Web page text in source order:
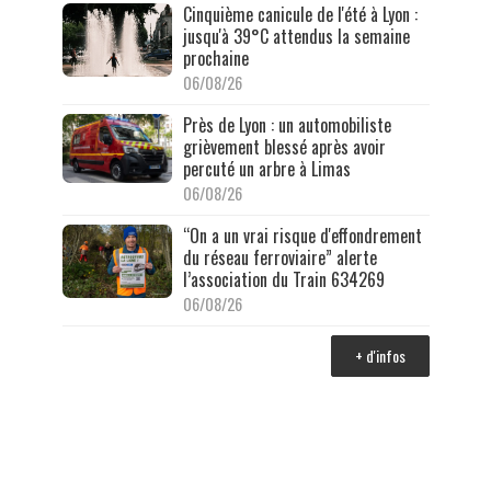
Cinquième canicule de l'été à Lyon :
jusqu'à 39°C attendus la semaine
prochaine
06/08/26
Près de Lyon : un automobiliste
grièvement blessé après avoir
percuté un arbre à Limas
06/08/26
“On a un vrai risque d'effondrement
du réseau ferroviaire” alerte
l’association du Train 634269
06/08/26
+ d'infos